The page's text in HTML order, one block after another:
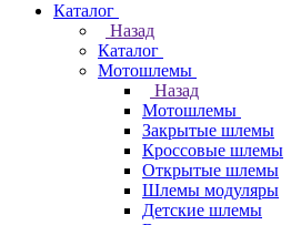
Каталог
Назад
Каталог
Мотошлемы
Назад
Мотошлемы
Закрытые шлемы
Кроссовые шлемы
Открытые шлемы
Шлемы модуляры
Детские шлемы